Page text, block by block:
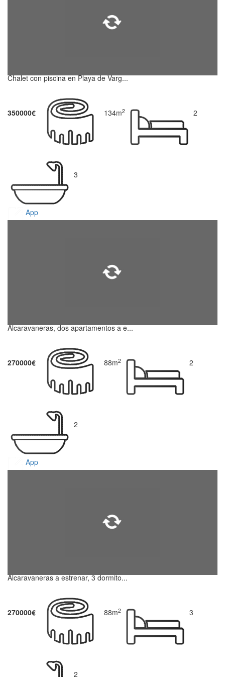
Chalet con piscina en Playa de Varg...
350000€ 134m2 2
3
App
Alcaravaneras, dos apartamentos a e...
270000€ 88m2 2
2
App
Alcaravaneras a estrenar, 3 dormito...
270000€ 88m2 3
2